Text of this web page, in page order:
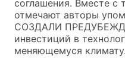
соглашения. Вместе с
отмечают авторы
СОЗДАЛИ
инвестиций в
меняющемуся климату.